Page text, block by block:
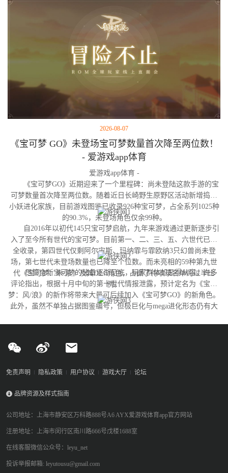
2026-08-07
《宝可梦 GO》未登场宝可梦数量首次降至两位数！
- 爱游戏app体育
爱游戏app体育 -
《宝可梦GO》近期迎来了一个里程碑：尚未登陆这款手游的宝
可梦数量首次降至两位数。随着近日长崎野生原野区活动新增捣蛋
小妖进化家族，目前游戏图鉴已收录926种宝可梦，占全系列1025种
的90.3%，未登场角色仅余99种。
自2016年以初代145只宝可梦启航，九年来游戏通过更新逐步引
入了至今所有世代的宝可梦。目前第一、二、三、五、六世代已完
全收录，第四世代仅剩阿尔宙斯、玛纳霏与霏欧纳3只幻兽尚未登
场，第七世代未登场数量也已降至个位数。而未亮相的59种第九世
代《宝可梦：朱/紫》及其DLC角色，占据了待收录名单的过半比
例。
尽管全新宝可梦的储备逐渐见底，玩家群体却显得从容。许多
评论指出，根据十月中旬的第十世代情报泄露，预计定名为《宝可
梦：风/浪》的新作将带来大量可后续加入《宝可梦GO》的新角色。
此外，虽然不单独占据图鉴编号，但极巨化与mega进化形态仍有大
免责声明 隐私政策 用户协议 游戏大厅 论坛
品牌资源及样式指南
公司地址：上海市静安区万科路888号A6 AYX爱游戏体育app官方网站
注册地址：上海市闵行区南川路666号戊楼1688室
在线客服微信公众号：leyu_net
投诉举报邮箱: leyutousu@gmail.com